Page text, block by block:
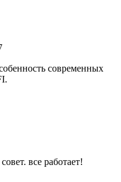
современных
все работает!